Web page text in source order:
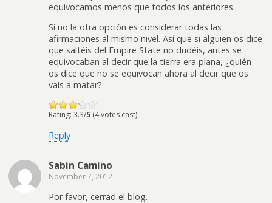
equivocamos menos que todos los anteriores.
Si no la otra opción es considerar todas las
afirmaciones al mismo nivel. Así que si alguien os dice
que saltéis del Empire State no dudéis, antes se
equivocaban al decir que la tierra era plana, ¿quién
os dice que no se equivocan ahora al decir que os
vais a matar?
Rating: 3.3/5 (4 votes cast)
Reply
Sabin Camino
November 7, 2012
Por favor, cerrad el blog.